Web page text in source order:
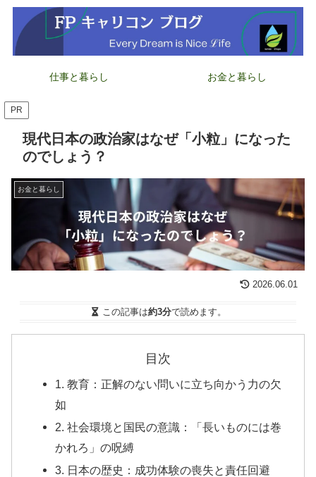
仕事と暮らし お金と暮らし
PR
現代日本の政治家はなぜ「小粒」になった
のでしょう？
お金と暮らし
2026.06.01
この記事は約3分で読めます。
目次
1. 教育：正解のない問いに立ち向かう力の欠
如
2. 社会環境と国民の意識：「長いものには巻
かれろ」の呪縛
3. 日本の歴史：成功体験の喪失と責任回避